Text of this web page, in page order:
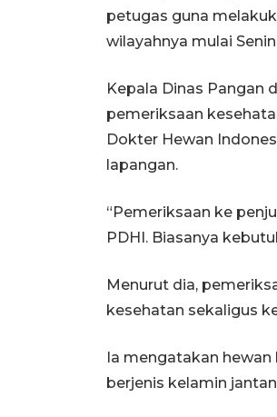
petugas guna
wilayahnya mulai Senin
Kepala Dinas Pangan
pemeriksaan
Dokter Hewan
lapangan.
“Pemeriksaan ke
PDHI. Biasanya
Menurut dia,
kesehatan sekaligus
Ia mengatakan
berjenis kelamin